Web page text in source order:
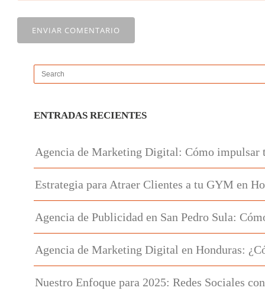
ENTRADAS RECIENTES
Agencia de Marketing Digital: Cómo impulsar
Estrategia para Atraer Clientes a tu GYM en
Agencia de Publicidad en San Pedro Sula:
Agencia de Marketing Digital en Honduras:
Nuestro Enfoque para 2025: Redes Sociales